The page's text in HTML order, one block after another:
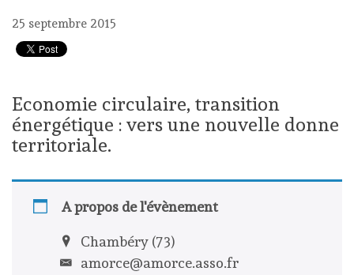
25 septembre 2015
Economie circulaire, transition
énergétique : vers une nouvelle donne
territoriale.
A propos de l'évènement
Chambéry (73)
amorce@amorce.asso.fr